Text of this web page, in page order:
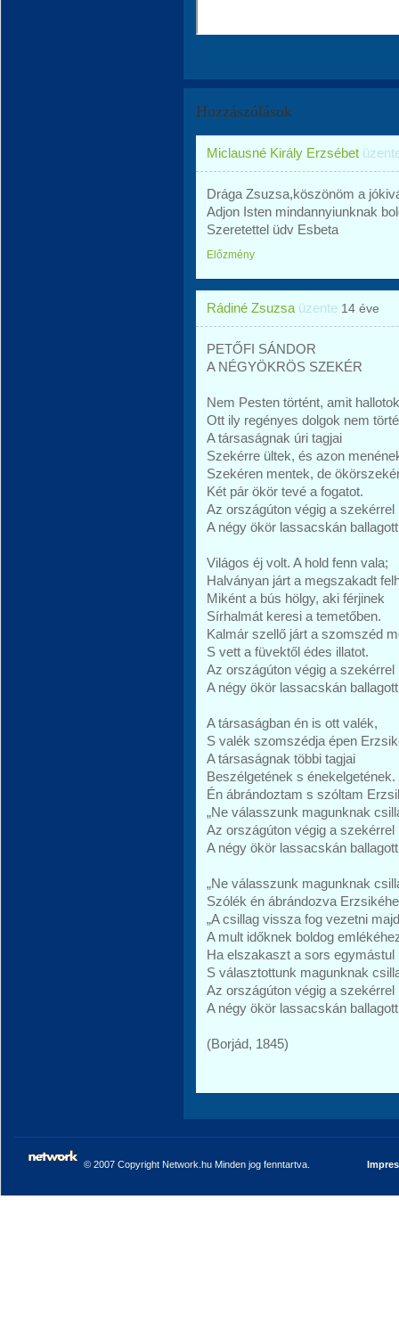
Hozzászólások
Miclausné Király Erzsébet
Drága Zsuzsa,köszönöm a
Adjon Isten mindannyiunknak
Szeretettel üdv Esbeta
Előzmény
Rádiné Zsuzsa üzente 14 éve
PETŐFI SÁNDOR
A NÉGYÖKRÖS SZEKÉR
Nem Pesten történt, amit
Ott ily regényes dolgok nem
A társaságnak úri tagjai
Szekérre ültek, és azon
Szekéren mentek, de
Két pár ökör tevé a fogatot.
Az országúton végig a szekérrel
A négy ökör lassacskán
Világos éj volt. A hold fenn vala;
Halványan járt a megszakadt
Miként a bús hölgy, aki férjinek
Sírhalmát keresi a temetőben.
Kalmár szellő járt a szomszéd
S vett a füvektől édes illatot.
Az országúton végig a szekérrel
A négy ökör lassacskán
A társaságban én is ott valék,
S valék szomszédja épen
A társaságnak többi tagjai
Beszélgetének s énekelgetének.
Én ábrándoztam s szóltam
„Ne válasszunk magunknak
Az országúton végig a szekérrel
A négy ökör lassacskán
„Ne válasszunk magunknak
Szólék én ábrándozva
„A csillag vissza fog vezetni majd
A mult időknek boldog
Ha elszakaszt a sors egymástul
S választottunk magunknak
Az országúton végig a szekérrel
A négy ökör lassacskán
(Borjád, 1845)
© 2007 Copyright Network.hu Minden jog fenntartva.